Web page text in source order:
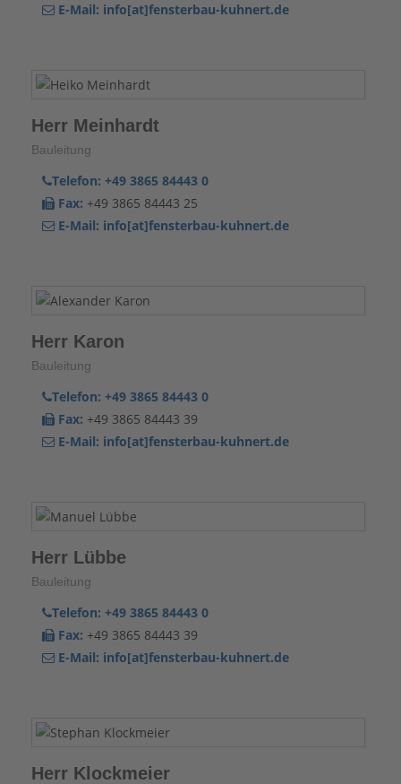
E-Mail: info[at]fensterbau-kuhnert.de
Herr Meinhardt
Bauleitung
Telefon: +49 3865 84443 0
Fax: +49 3865 84443 25
E-Mail: info[at]fensterbau-kuhnert.de
Herr Karon
Bauleitung
Telefon: +49 3865 84443 0
Fax: +49 3865 84443 39
E-Mail: info[at]fensterbau-kuhnert.de
Herr Lübbe
Bauleitung
Telefon: +49 3865 84443 0
Fax: +49 3865 84443 39
E-Mail: info[at]fensterbau-kuhnert.de
Herr Klockmeier